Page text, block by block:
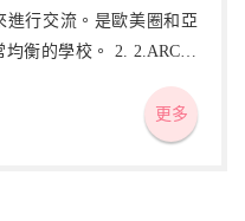
進行交流。是歐美圈和亞
校。 2. 2.ARC日
可是卻不能在實際對話中
習的意義。學習日常生
更多